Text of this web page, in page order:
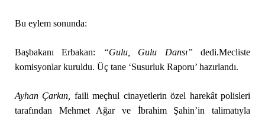
Bu eylem sonunda:
Başbakanı Erbakan: “Gulu, Gulu Dansı”dedi.Mecliste
komisyonlar kuruldu. Üç tane ‘Susurluk Raporu’ hazırlandı.
Ayhan Çarkın,
faili meçhul cinayetlerin özel harekât polisleri
tarafından Mehmet Ağar ve İbrahim Şahin’in talimatıyla